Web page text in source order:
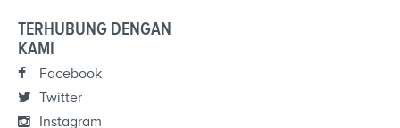
TERHUBUNG DENGAN
KAMI
Facebook
Twitter
Instagram